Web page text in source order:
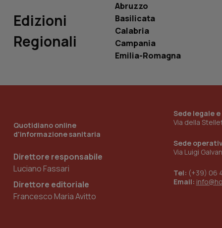
Edizioni
Regionali
Abruzzo
Basilicata
Calabria
Campania
Emilia-Romagna
Quotidiano online
d'informazione sanitaria
Direttore responsabile
Luciano Fassari
Direttore editoriale
Francesco Maria Avitto
Sede legale
Via della
Sede
Via Luigi
Tel: (+39) 06
Email:
YSC
ROLLOUT_TOKEN
ironfish-tracking-
named-enable